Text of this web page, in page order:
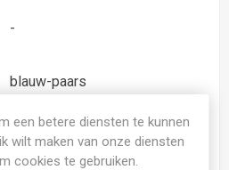
-
blauw-paars
TB (tall bearded) Hoge
baardiris
een betere diensten te kunnen
wilt maken van onze diensten
cookies te gebruiken.